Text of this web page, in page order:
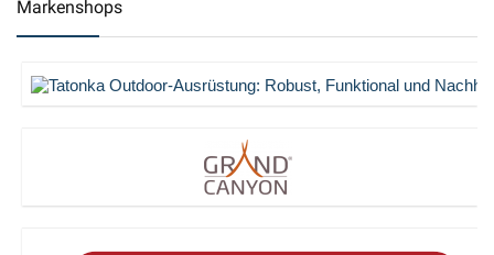
Markenshops